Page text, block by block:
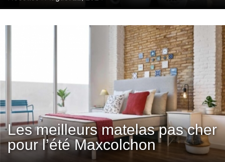
Les meilleurs matelas pas cher
pour l’été Maxcolchon